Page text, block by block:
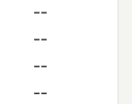
--
--
--
--